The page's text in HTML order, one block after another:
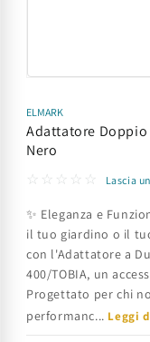
multimediali
1
in
finestra
ELMARK
Adattatore Doppio
Nero
☆☆☆☆☆
Lascia
✨ Eleganza e
il tuo giardino o il
con l'Adattatore a
400/TOBIA, un
Progettato per chi
performanc... Leggi